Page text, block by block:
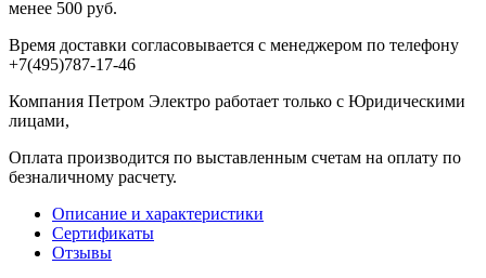
менее 500 руб.
Время доставки согласовывается с менеджером по телефону
+7(495)787-17-46
Компания Петром Электро работает только с Юридическими
лицами,
Оплата производится по выставленным счетам на оплату по
безналичному расчету.
Описание и характеристики
Сертификаты
Отзывы